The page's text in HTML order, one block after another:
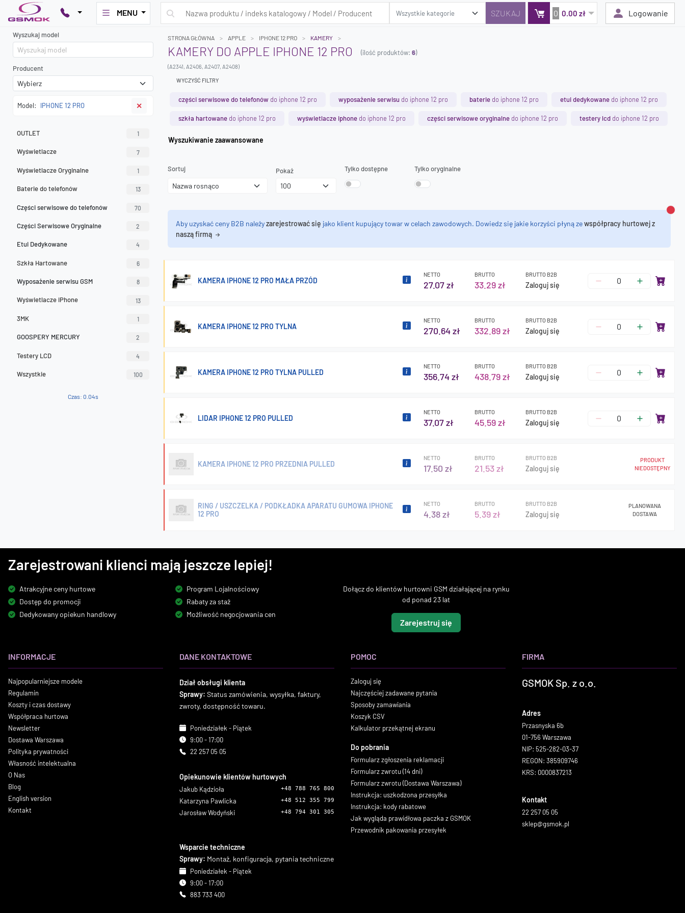
MENU 0 0.00 zł Logowanie
Wyszukaj model
Producent
Model: IPHONE 12 PRO ✕
OUTLET 1
Wyświetlacze 7
Wyświetlacze Oryginalne 1
Baterie do telefonów 13
Części serwisowe do telefonów 70
Części Serwisowe Oryginalne 2
Etui Dedykowane 4
Szkła Hartowane 6
Wyposażenie serwisu GSM 8
Wyświetlacze iPhone 13
3MK 1
GOOSPERY MERCURY 2
Testery LCD 4
Wszystkie 100
Czas: 0.04s
STRONA GŁÓWNA APPLE IPHONE 12 PRO KAMERY
KAMERY DO APPLE IPHONE 12 PRO (ilość produktów: 6)
(A2341, A2406, A2407, A2408)
WYCZYŚĆ FILTRY
części serwisowe do telefonów do iphone 12 pro wyposażenie serwisu do iphone 12 pro baterie do iphone 12 pro etui dedykowane do iphone 12 pro
szkła hartowane do iphone 12 pro wyświetlacze iphone do iphone 12 pro części serwisowe oryginalne do iphone 12 pro testery lcd do iphone 12 pro
Wyszukiwanie zaawansowane
Sortuj Pokaż Tylko dostępne Tylko oryginalne
Aby uzyskać ceny B2B należyzarejestrować się jako klient kupujący towar w celach zawodowych. Dowiedz się jakie korzyści płyną zewspółpracy hurtowej z
naszą firmą
KAMERA IPHONE 12 PRO MAŁA PRZÓD
NETTO
27.07 zł
BRUTTO
33.29 zł
BRUTTO B2B
Zaloguj się
KAMERA IPHONE 12 PRO TYLNA
NETTO
270.64 zł
BRUTTO
332.89 zł
BRUTTO B2B
Zaloguj się
KAMERA IPHONE 12 PRO TYLNA PULLED
NETTO
356.74 zł
BRUTTO
438.79 zł
BRUTTO B2B
Zaloguj się
LIDAR IPHONE 12 PRO PULLED
NETTO
37.07 zł
BRUTTO
45.59 zł
BRUTTO B2B
Zaloguj się
KAMERA IPHONE 12 PRO PRZEDNIA PULLED
NETTO
17.50 zł
BRUTTO
21.53 zł
BRUTTO B2B
Zaloguj się
PRODUKT
NIEDOSTĘPNY
RING / USZCZELKA / PODKŁADKA APARATU GUMOWA IPHONE
12 PRO
NETTO
4.38 zł
BRUTTO
5.39 zł
BRUTTO B2B
Zaloguj się
PLANOWANA
DOSTAWA
Zarejestrowani klienci mają jeszcze lepiej!
Atrakcyjne ceny hurtowe
Dostęp do promocji
Dedykowany opiekun handlowy
Program Lojalnościowy
Rabaty za staż
Możliwość negocjowania cen
Dołącz do klientów hurtowni GSM działającej na rynku
od ponad 23 lat
Zarejestruj się
INFORMACJE
Najpopularniejsze modele
Regulamin
Koszty i czas dostawy
Współpraca hurtowa
Newsletter
Dostawa Warszawa
Polityka prywatności
Własność intelektualna
O Nas
Blog
English version
Kontakt
DANE KONTAKTOWE
Dział obsługi klienta
Sprawy: Status zamówienia, wysyłka, faktury,
zwroty, dostępność towaru.
Poniedziałek - Piątek
9:00 - 17:00
22 257 05 05
Opiekunowie klientów hurtowych
Jakub Kądzioła +48 788 765 800
Katarzyna Pawlicka +48 512 355 799
Jarosław Wodyński +48 794 301 305
Wsparcie techniczne
Sprawy: Montaż, konfiguracja, pytania techniczne
Poniedziałek - Piątek
9:00 - 17:00
883 733 400
POMOC
Zaloguj się
Najczęściej zadawane pytania
Sposoby zamawiania
Koszyk CSV
Kalkulator przekątnej ekranu
Do pobrania
Formularz zgłoszenia reklamacji
Formularz zwrotu (14 dni)
Formularz zwrotu (Dostawa Warszawa)
Instrukcja: uszkodzona przesyłka
Instrukcja: kody rabatowe
Jak wygląda prawidłowa paczka z GSMOK
Przewodnik pakowania przesyłek
FIRMA
GSMOK Sp. z o.o.
Adres
Przasnyska 6b
01-756 Warszawa
NIP: 525-282-03-37
REGON: 385909746
KRS: 0000837213
Kontakt
22 257 05 05
sklep@gsmok.pl